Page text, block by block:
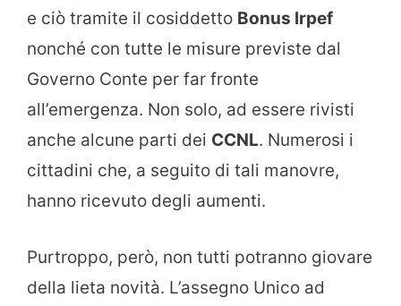
e ciò tramite il cosiddetto Bonus Irpef
nonché con tutte le misure previste dal
Governo Conte per far fronte
all’emergenza. Non solo, ad essere rivisti
anche alcune parti dei CCNL. Numerosi i
cittadini che, a seguito di tali manovre,
hanno ricevuto degli aumenti.
Purtroppo, però, non tutti potranno giovare
della lieta novità. L’assegno Unico ad